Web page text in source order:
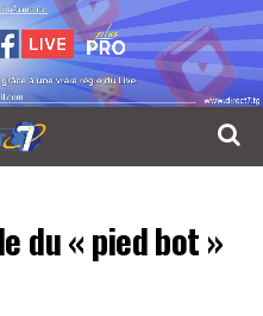
du « pied bot »